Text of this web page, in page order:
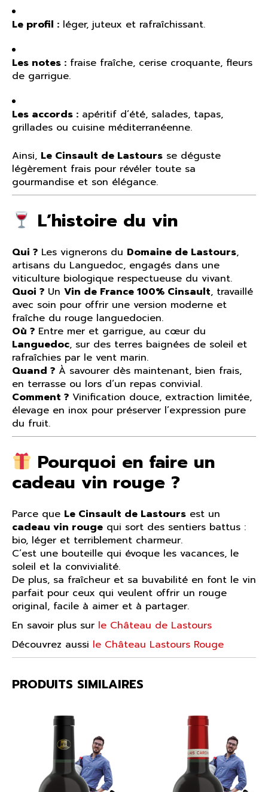
Le profil : léger, juteux et rafraîchissant.
Les notes : fraise fraîche, cerise croquante, fleurs
de garrigue.
Les accords : apéritif d’été, salades, tapas,
grillades ou cuisine méditerranéenne.
Ainsi, Le Cinsault de Lastours se déguste
légèrement frais pour révéler toute sa
gourmandise et son élégance.
L’histoire du vin
Qui ? Les vignerons du Domaine de Lastours,
artisans du Languedoc, engagés dans une
viticulture biologique respectueuse du vivant.
Quoi ? Un Vin de France 100% Cinsault, travaillé
avec soin pour offrir une version moderne et
fraîche du rouge languedocien.
Où ? Entre mer et garrigue, au cœur du
Languedoc, sur des terres baignées de soleil et
rafraîchies par le vent marin.
Quand ? À savourer dès maintenant, bien frais,
en terrasse ou lors d’un repas convivial.
Comment ? Vinification douce, extraction limitée,
élevage en inox pour préserver l’expression pure
du fruit.
Pourquoi en faire un
cadeau vin rouge ?
Parce que Le Cinsault de Lastours est un
cadeau vin rouge qui sort des sentiers battus :
bio, léger et terriblement charmeur.
C’est une bouteille qui évoque les vacances, le
soleil et la convivialité.
De plus, sa fraîcheur et sa buvabilité en font le vin
parfait pour ceux qui veulent offrir un rouge
original, facile à aimer et à partager.
En savoir plus sur le Château de Lastours
Découvrez aussi le Château Lastours Rouge
PRODUITS SIMILAIRES